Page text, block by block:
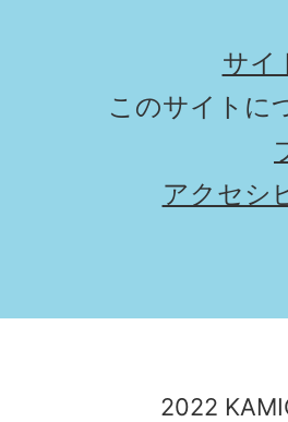
サイ
このサイトに
アクセシ
2022